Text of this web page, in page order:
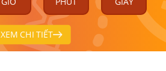
XEM CHI TIẾT